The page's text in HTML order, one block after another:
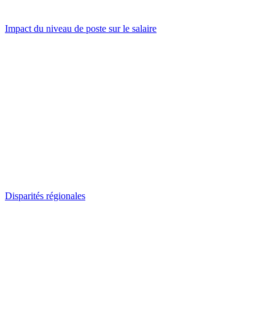
Impact du niveau de poste sur le salaire
Disparités régionales